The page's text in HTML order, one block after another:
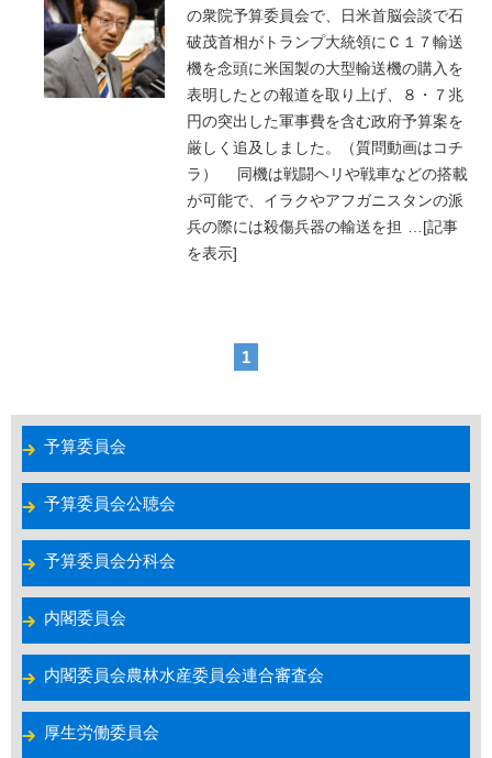
の衆院予算委員会で、日米首脳会談で石
破茂首相がトランプ大統領にＣ１７輸送
機を念頭に米国製の大型輸送機の購入を
表明したとの報道を取り上げ、８・７兆
円の突出した軍事費を含む政府予算案を
厳しく追及しました。（質問動画はコチ
ラ） 同機は戦闘ヘリや戦車などの搭載
が可能で、イラクやアフガニスタンの派
兵の際には殺傷兵器の輸送を担 … [記事
を表示]
1
予算委員会
予算委員会公聴会
予算委員会分科会
内閣委員会
内閣委員会農林水産委員会連合審査会
厚生労働委員会